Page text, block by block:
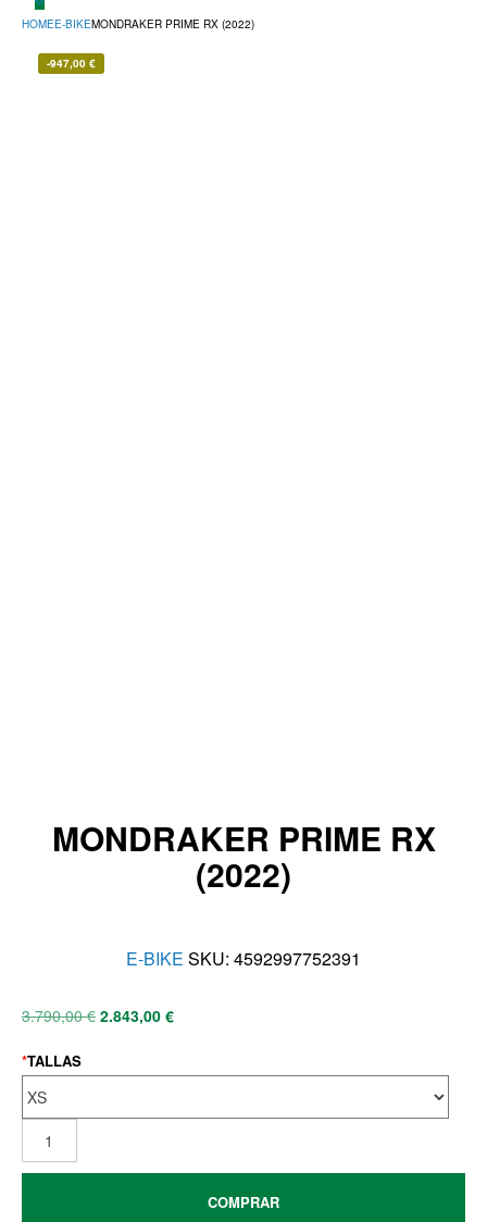
HOMEE-BIKEMONDRAKER PRIME RX (2022)
-947,00 €
MONDRAKER PRIME RX
(2022)
E-BIKE SKU: 4592997752391
3.790,00€ 2.843,00 €
*TALLAS
COMPRAR